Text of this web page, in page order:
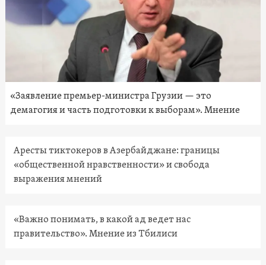
«Заявление премьер-министра Грузии — это
демагогия и часть подготовки к выборам». Мнение
Аресты тиктокеров в Азербайджане: границы
«общественной нравственности» и свобода
выражения мнений
«Важно понимать, в какой ад ведет нас
правительство». Мнение из Тбилиси